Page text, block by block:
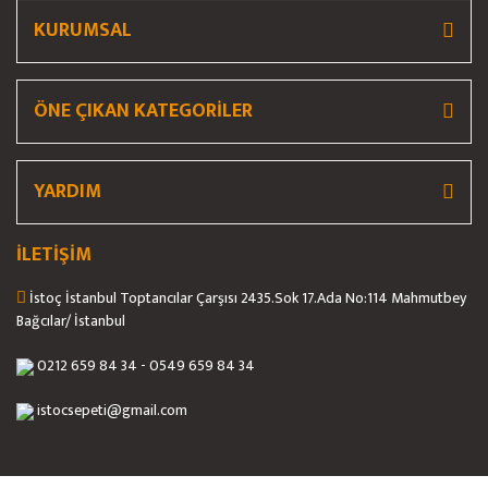
KURUMSAL
ÖNE ÇIKAN KATEGORİLER
YARDIM
İLETİŞİM
İstoç İstanbul Toptancılar Çarşısı 2435.Sok 17.Ada No:114 Mahmutbey
Bağcılar/ İstanbul
0212 659 84 34 - 0549 659 84 34
istocsepeti@gmail.com